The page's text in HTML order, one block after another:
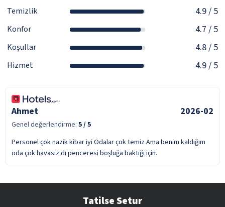
Temizlik 4.9/ 5
Konfor 4.7 / 5
Koşullar 4.8/ 5
Hizmet 4.9/ 5
Ahmet 2026-02
Genel değerlendirme: 5/ 5
Personel çok nazik kibar iyi Odalar çok temiz Ama benim kaldığım
oda çok havasız dı penceresi boşluğa baktığı için.
Tatilse Setur